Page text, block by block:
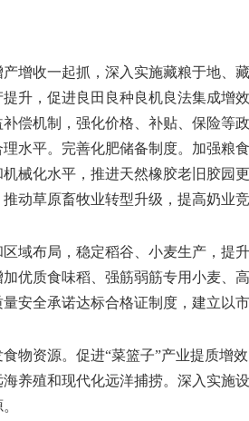
增收一起抓，深入实施藏粮于地、
升，促进良田良种良机良法集成增
偿机制，强化价格、补贴、保险等
水平。完善化肥储备制度。加强粮
械化水平，推进天然橡胶老旧胶园更
动草原畜牧业转型升级，提高奶业
域布局，稳定稻谷、小麦生产，提
优质食味稻、强筋弱筋专用小麦、
安全承诺达标合格证制度，建立以
物资源。促进“菜篮子”产业提质增
养殖和现代化远洋捕捞。深入实施